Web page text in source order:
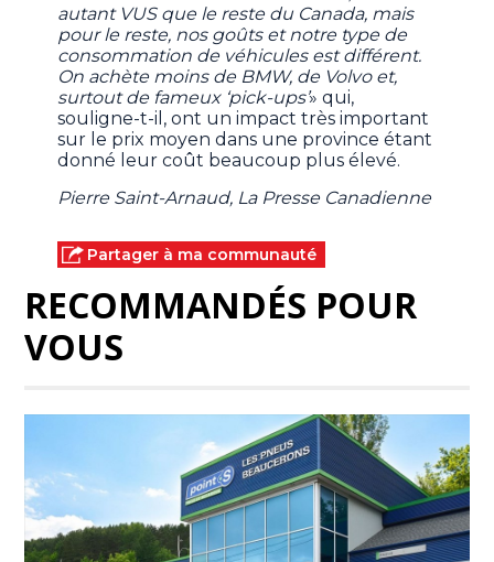
autant VUS que le reste du Canada, mais
pour le reste, nos goûts et notre type de
consommation de véhicules est différent.
On achète moins de BMW, de Volvo et,
surtout de fameux ‘pick-ups’» qui,
souligne-t-il, ont un impact très important
sur le prix moyen dans une province étant
donné leur coût beaucoup plus élevé.
Pierre Saint-Arnaud, La Presse Canadienne
Partager à ma communauté
RECOMMANDÉS POUR
VOUS